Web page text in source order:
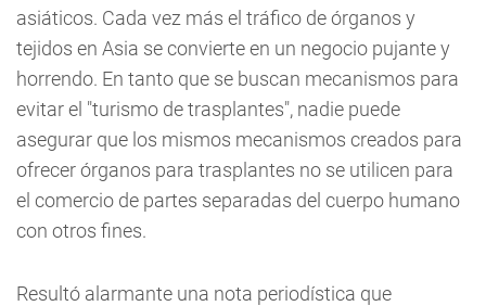
asiáticos. Cada vez más el tráfico de órganos y
tejidos en Asia se convierte en un negocio pujante y
horrendo. En tanto que se buscan mecanismos para
evitar el "turismo de trasplantes", nadie puede
asegurar que los mismos mecanismos creados para
ofrecer órganos para trasplantes no se utilicen para
el comercio de partes separadas del cuerpo humano
con otros fines.
Resultó alarmante una nota periodística que